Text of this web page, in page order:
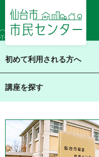
仙台市 市民センタ
ー
初めて利用される方へ
講座を探す